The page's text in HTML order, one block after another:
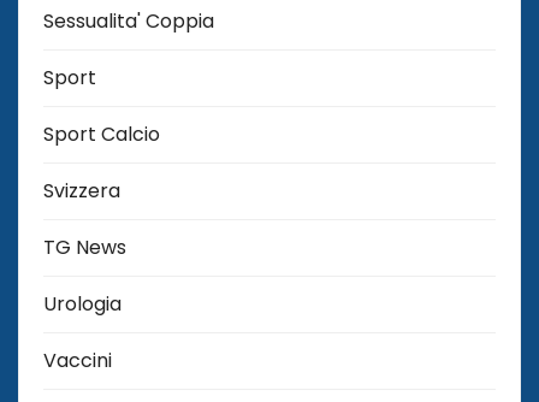
Sessualita' Coppia
Sport
Sport Calcio
Svizzera
TG News
Urologia
Vaccini